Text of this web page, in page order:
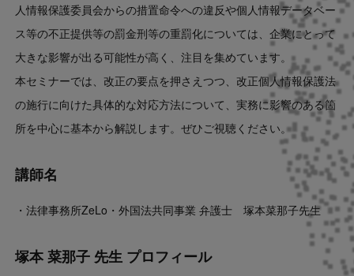
人情報保護委員会からの措置命令への違反や個人情報データベー
ス等の不正提供等の罰金刑等の重罰化については、企業にとって
大きな影響が出る可能性が高く、注目を集めています。
本セミナーでは、改正の要点を押さえつつ、改正個人情報保護法
の施行に向けた具体的な対応方法について、実務に影響のある箇
所を中心に基本から解説します。ぜひご視聴ください。
講師名
・法律事務所ZeLo・外国法共同事業 弁護士 塚本菜那子先生
塚本 菜那子 先生 プロフィール